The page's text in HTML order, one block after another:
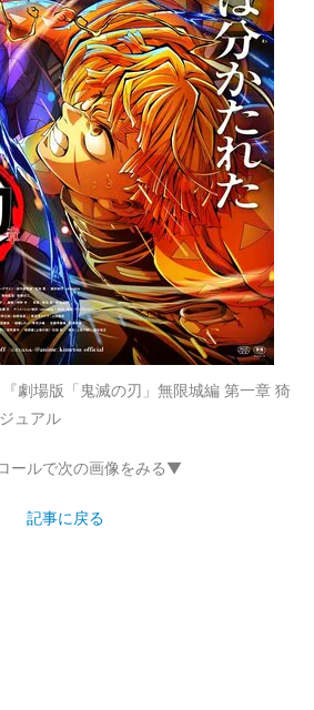
劇場版「鬼滅の刃」無限城編 第一章 猗
ュアル
ールで次の画像をみる▼
記事に戻る